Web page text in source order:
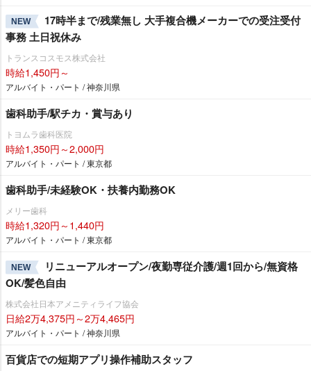
NEW
17時半まで/残業無し 大手複合機メーカーでの受注受付
事務 土日祝休み
トランスコスモス株式会社
時給1,450円～
アルバイト・パート / 神奈川県
歯科助手/駅チカ・賞与あり
トヨムラ歯科医院
時給1,350円～2,000円
アルバイト・パート / 東京都
歯科助手/未経験OK・扶養内勤務OK
メリー歯科
時給1,320円～1,440円
アルバイト・パート / 東京都
NEW
リニューアルオープン/夜勤専従介護/週1回から/無資格
OK/髪色自由
株式会社日本アメニティライフ協会
日給2万4,375円～2万4,465円
アルバイト・パート / 神奈川県
百貨店での短期アプリ操作補助スタッフ